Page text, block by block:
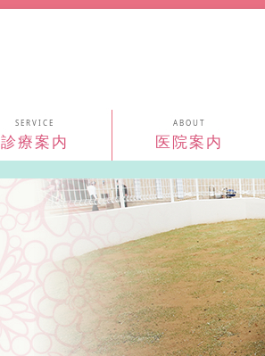
診療案内 医院案内